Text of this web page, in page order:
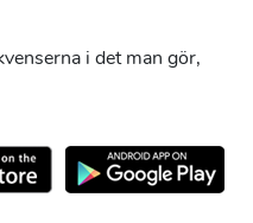
i det man gör,